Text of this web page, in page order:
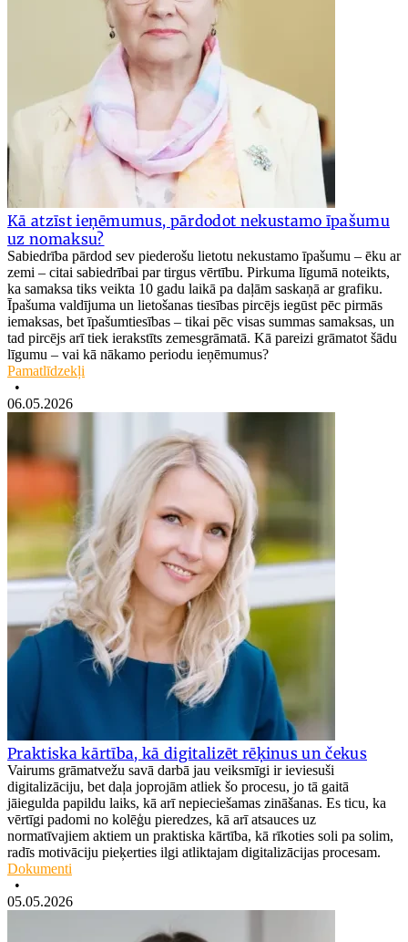
Kā atzīst ieņēmumus, pārdodot nekustamo īpašumu
uz nomaksu?
Sabiedrība pārdod sev piederošu lietotu nekustamo īpašumu – ēku ar
zemi – citai sabiedrībai par tirgus vērtību. Pirkuma līgumā noteikts,
ka samaksa tiks veikta 10 gadu laikā pa daļām saskaņā ar grafiku.
Īpašuma valdījuma un lietošanas tiesības pircējs iegūst pēc pirmās
iemaksas, bet īpašumtiesības – tikai pēc visas summas samaksas, un
tad pircējs arī tiek ierakstīts zemesgrāmatā. Kā pareizi grāmatot šādu
līgumu – vai kā nākamo periodu ieņēmumus?
Pamatlīdzekļi
•
06.05.2026
Praktiska kārtība, kā digitalizēt rēķinus un čekus
Vairums grāmatvežu savā darbā jau veiksmīgi ir ieviesuši
digitalizāciju, bet daļa joprojām atliek šo procesu, jo tā gaitā
jāiegulda papildu laiks, kā arī nepieciešamas zināšanas. Es ticu, ka
vērtīgi padomi no kolēģu pieredzes, kā arī atsauces uz
normatīvajiem aktiem un praktiska kārtība, kā rīkoties soli pa solim,
radīs motivāciju pieķerties ilgi atliktajam digitalizācijas procesam.
Dokumenti
•
05.05.2026